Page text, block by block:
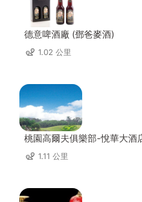
德意啤酒廠 (鄧爸麥酒)
1.02 公里
桃園高爾夫俱樂部-悅華大酒
1.11 公里